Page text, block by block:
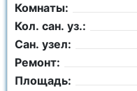
Комнаты:
Кол. сан. уз.:
Сан. узел:
Ремонт:
Площадь: